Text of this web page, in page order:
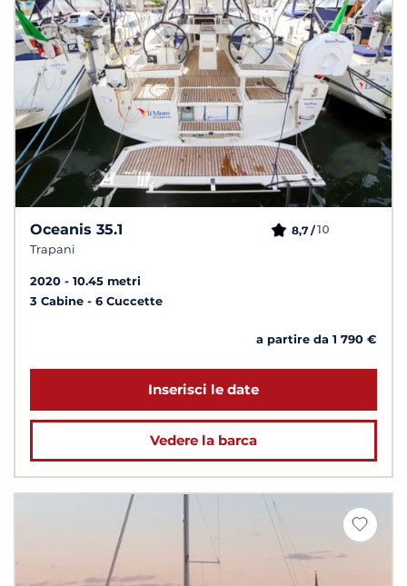
Oceanis 35.1
Trapani
8,7 /10
2020
10.45 metri
3 Cabine
6 Cuccette
a partire da 1 790 €
Inserisci le date
Vedere la barca